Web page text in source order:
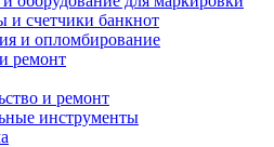
и счетчики банкнот
и опломбирование
ремонт
и ремонт
инструменты